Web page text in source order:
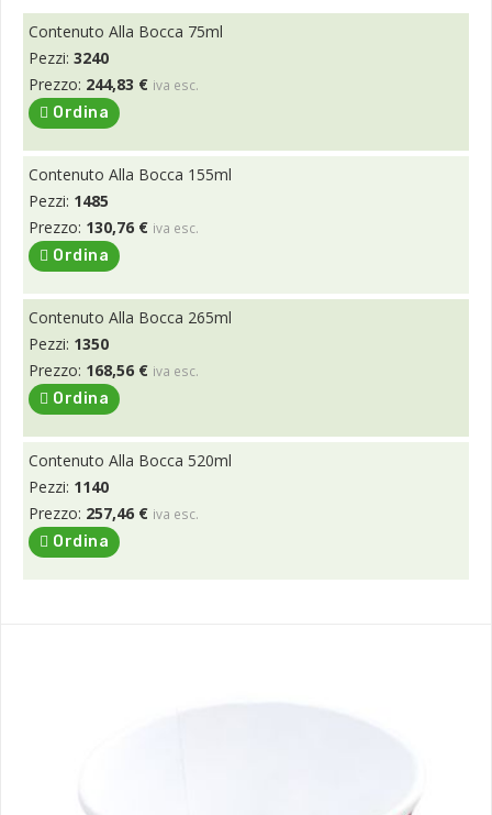
Contenuto Alla Bocca 75ml
Pezzi: 3240
Prezzo: 244,83 € iva esc.
Ordina
Contenuto Alla Bocca 155ml
Pezzi: 1485
Prezzo: 130,76 € iva esc.
Ordina
Contenuto Alla Bocca 265ml
Pezzi: 1350
Prezzo: 168,56 € iva esc.
Ordina
Contenuto Alla Bocca 520ml
Pezzi: 1140
Prezzo: 257,46 € iva esc.
Ordina